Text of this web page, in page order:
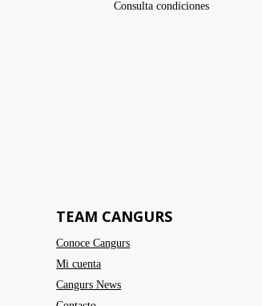
Consulta condiciones
TEAM CANGURS
Conoce Cangurs
Mi cuenta
Cangurs News